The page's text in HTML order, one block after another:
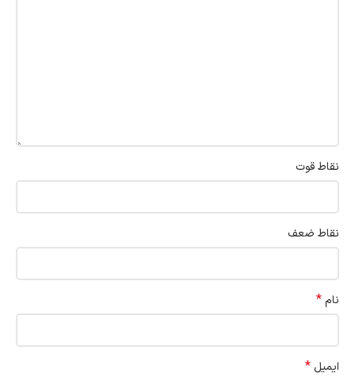
نقاط قوت
نقاط ضعف
نام*
ایمیل *